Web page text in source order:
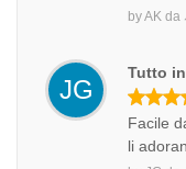
byAK da
JG
Tutto
Facile
li